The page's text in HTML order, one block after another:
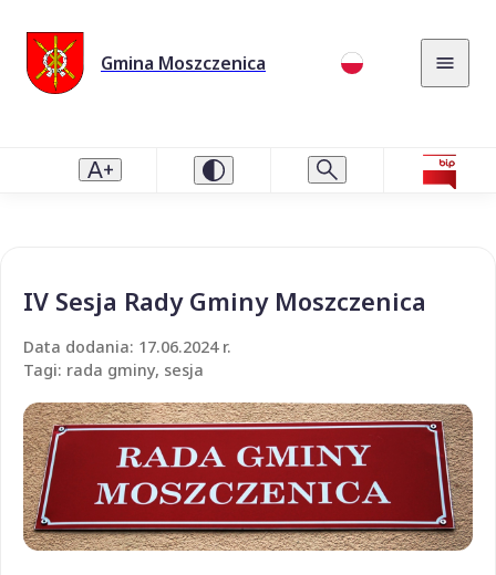
Gmina Moszczenica
IV Sesja Rady Gminy Moszczenica
Data dodania: 17.06.2024 r.
Tagi: rada gminy, sesja